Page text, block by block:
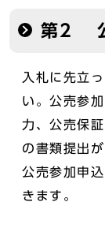
第2 公
入札に先立
い。公売参
力、公売保
の書類提出が
公売参加申
きます。